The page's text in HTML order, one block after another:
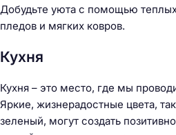
Добудьте уюта с помощью теплых
пледов и мягких ковров.
Кухня
Кухня – это место, где мы
Яркие, жизнерадостные цвета,
зеленый, могут создать